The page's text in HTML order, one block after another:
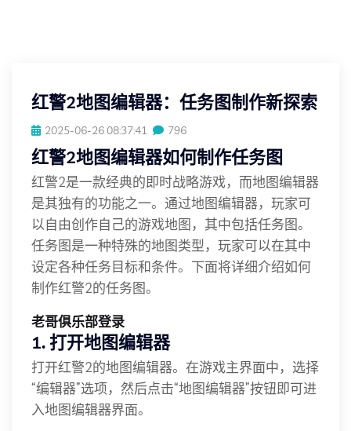
红警2地图编辑器：任务图制作新探索
2025-06-26 08:37:41 796
红警2地图编辑器如何制作任务图
红警2是一款经典的即时战略游戏，而地图编辑器
是其独有的功能之一。通过地图编辑器，玩家可
以自由创作自己的游戏地图，其中包括任务图。
任务图是一种特殊的地图类型，玩家可以在其中
设定各种任务目标和条件。下面将详细介绍如何
制作红警2的任务图。
老哥俱乐部登录
1. 打开地图编辑器
打开红警2的地图编辑器。在游戏主界面中，选择
“编辑器”选项，然后点击“地图编辑器”按钮即可进
入地图编辑器界面。